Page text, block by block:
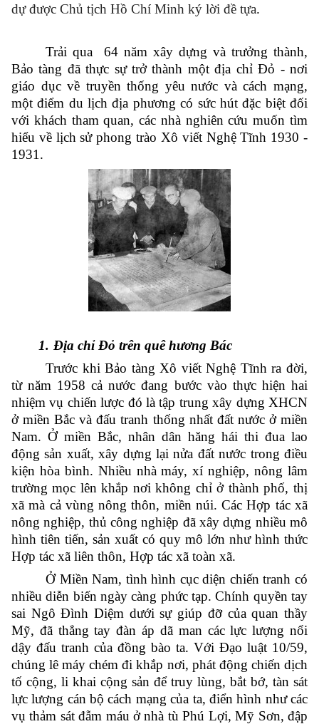
dự được Chủ tịch Hồ Chí Minh ký lời đề tựa.
Trải qua 64 năm xây dựng và trưởng thành,
Bảo tàng đã thực sự trở thành một địa chỉ Đỏ - nơi
giáo dục về truyền thống yêu nước và cách mạng,
một điểm du lịch địa phương có sức hút đặc biệt đối
với khách tham quan, các nhà nghiên cứu muốn tìm
hiểu về lịch sử phong trào Xô viết Nghệ Tĩnh 1930 -
1931.
1. Địa chỉ Đỏ trên quê hương Bác
Trước khi Bảo tàng Xô viết Nghệ Tĩnh ra đời,
từ năm 1958 cả nước đang bước vào thực hiện hai
nhiệm vụ chiến lược đó là tập trung xây dựng XHCN
ở miền Bắc và đấu tranh thống nhất đất nước ở miền
Nam. Ở miền Bắc, nhân dân hăng hái thi đua lao
động sản xuất, xây dựng lại nửa đất nước trong điều
kiện hòa bình. Nhiều nhà máy, xí nghiệp, nông lâm
trường mọc lên khắp nơi không chỉ ở thành phố, thị
xã mà cả vùng nông thôn, miền núi. Các Hợp tác xã
nông nghiệp, thủ công nghiệp đã xây dựng nhiều mô
hình tiên tiến, sản xuất có quy mô lớn như hình thức
Hợp tác xã liên thôn, Hợp tác xã toàn xã.
Ở Miền Nam, tình hình cục diện chiến tranh có
nhiều diễn biến ngày càng phức tạp. Chính quyền tay
sai Ngô Đình Diệm dưới sự giúp đỡ của quan thầy
Mỹ, đã thẳng tay đàn áp dã man các lực lượng nổi
dậy đấu tranh của đồng bào ta. Với Đạo luật 10/59,
chúng lê máy chém đi khắp nơi, phát động chiến dịch
tố cộng, li khai cộng sản để truy lùng, bắt bớ, tàn sát
lực lượng cán bộ cách mạng của ta, điển hình như các
vụ thảm sát đẫm máu ở nhà tù Phú Lợi, Mỹ Sơn, đập